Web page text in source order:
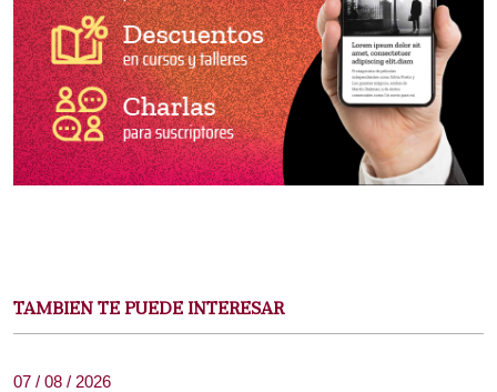
TAMBIEN TE PUEDE INTERESAR
07 / 08 / 2026